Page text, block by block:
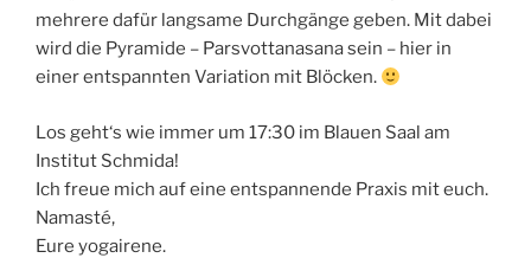
mehrere dafür langsame Durchgänge geben. Mit dabei
wird die Pyramide – Parsvottanasana sein – hier in
einer entspannten Variation mit Blöcken.
Los geht‘s wie immer um 17:30 im Blauen Saal am
Institut Schmida!
Ich freue mich auf eine entspannende Praxis mit euch.
Namasté,
Eure yogairene.